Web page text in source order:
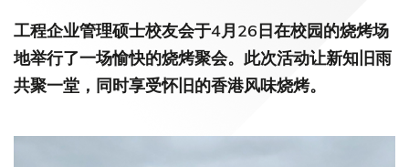
工程企业管理硕士校友会于4月26日在校园的烧烤场
地举行了一场愉快的烧烤聚会。此次活动让新知旧雨
共聚一堂，同时享受怀旧的香港风味烧烤。